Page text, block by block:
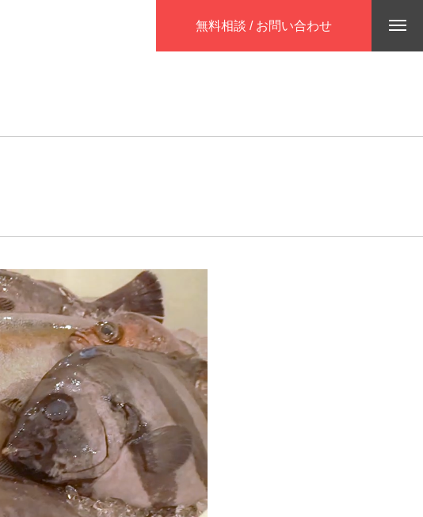
無料相談 / お問い合わせ